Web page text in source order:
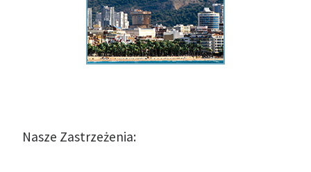
Nasze Zastrzeżenia: